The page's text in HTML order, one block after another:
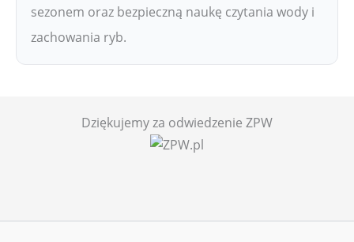
sezonem oraz bezpieczną naukę czytania wody i
zachowania ryb.
Dziękujemy za odwiedzenie ZPW